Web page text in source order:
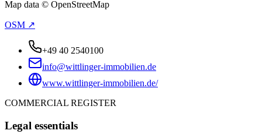
Map data © OpenStreetMap
OSM ↗
+49 40 2540100
info@wittlinger-immobilien.de
www.wittlinger-immobilien.de/
COMMERCIAL REGISTER
Legal essentials